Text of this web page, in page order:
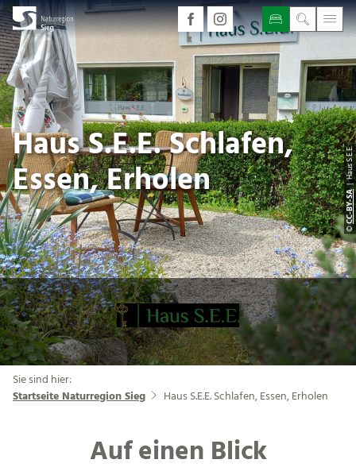
©
CC-BY-SA
| Haus S.E.E.
Haus S.E.E. Schlafen,
Essen, Erholen
Sie sind hier:
Startseite Naturregion Sieg
Haus S.E.E. Schlafen, Essen, Erholen
Auf einen Blick